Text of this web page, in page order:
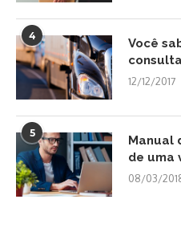
4
Você
12/12/2017
5
Manual
de uma
08/03/